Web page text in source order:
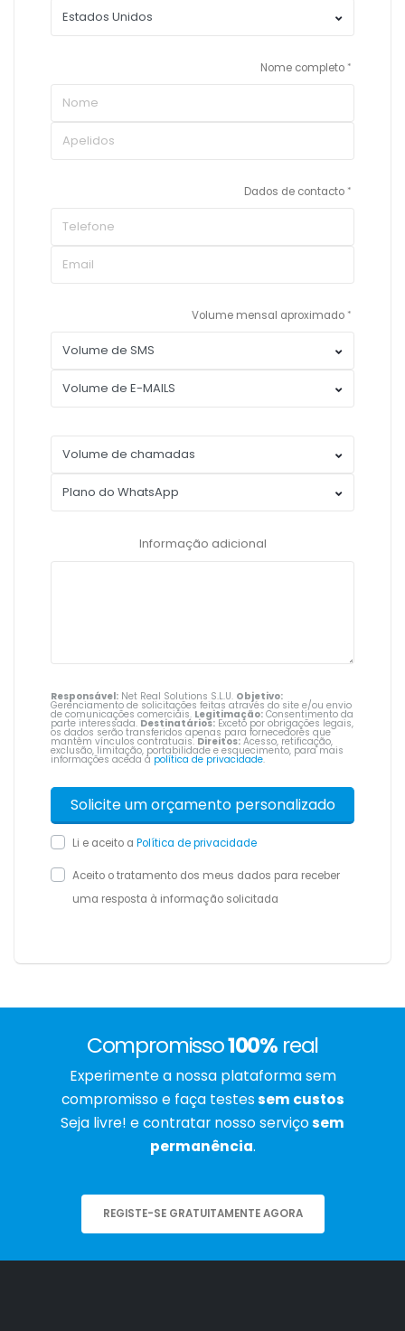
Nome completo
Dados de contacto
Volume mensal aproximado
Informação adicional
Responsável: Net Real Solutions S.L.U. Objetivo:
Gerenciamento de solicitações feitas através do site e/ou envio
de comunicações comerciais. Legitimação: Consentimento da
parte interessada. Destinatários: Exceto por obrigações legais,
os dados serão transferidos apenas para fornecedores que
mantêm vínculos contratuais. Direitos: Acesso, retificação,
exclusão, limitação, portabilidade e esquecimento, para mais
informações aceda à política de privacidade.
Li e aceito a Política de privacidade
Aceito o tratamento dos meus dados para receber
uma resposta à informação solicitada
Compromisso100% real
Experimente a nossa plataforma sem
compromisso e faça testessem custos
Seja livre! e contratar nosso serviçosem
permanência.
REGISTE-SE GRATUITAMENTE AGORA